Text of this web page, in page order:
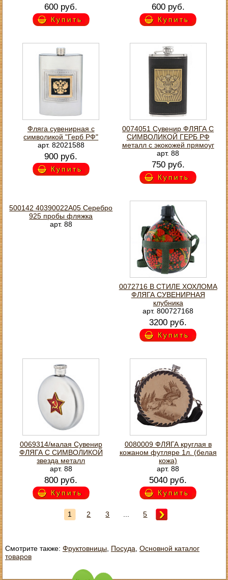
600 руб.
Купить
600 руб.
Купить
Фляга сувенирная с
символикой "Герб РФ"
арт. 82021588
900 руб.
Купить
0074051 Сувенир ФЛЯГА С
СИМВОЛИКОЙ ГЕРБ РФ
металл с экокожей прямоуг
арт. 88
750 руб.
Купить
500142 40390022А05 Серебро
925 пробы фляжка
арт. 88
0072716 В СТИЛЕ ХОХЛОМА
ФЛЯГА СУВЕНИРНАЯ
клубника
арт. 800727168
3200 руб.
Купить
0069314/малая Сувенир
ФЛЯГА С СИМВОЛИКОЙ
звезда металл
арт. 88
800 руб.
Купить
0080009 ФЛЯГА круглая в
кожаном футляре 1л. (белая
кожа)
арт. 88
5040 руб.
Купить
1 2 3 5
Смотрите также: Фруктовницы, Посуда Основной каталог
товаров